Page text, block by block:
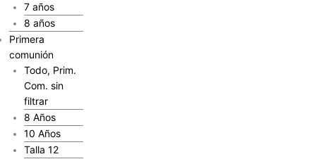
7 años
8 años
Primera
comunión
Todo, Prim.
Com. sin
filtrar
8 Años
10 Años
Talla 12